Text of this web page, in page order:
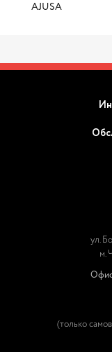
AJUSA
ул.
м.
Офис
(только